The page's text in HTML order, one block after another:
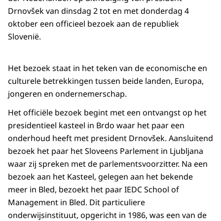
Drnovšek van dinsdag 2 tot en met donderdag 4
oktober een officieel bezoek aan de republiek
Slovenië.
Het bezoek staat in het teken van de economische en
culturele betrekkingen tussen beide landen, Europa,
jongeren en ondernemerschap.
Het officiële bezoek begint met een ontvangst op het
presidentieel kasteel in Brdo waar het paar een
onderhoud heeft met president Drnovšek. Aansluitend
bezoek het paar het Sloveens Parlement in Ljubljana
waar zij spreken met de parlementsvoorzitter. Na een
bezoek aan het Kasteel, gelegen aan het bekende
meer in Bled, bezoekt het paar IEDC School of
Management in Bled. Dit particuliere
onderwijsinstituut, opgericht in 1986, was een van de